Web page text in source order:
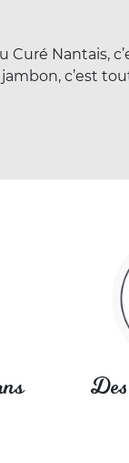
Curé Nantais,
c’est